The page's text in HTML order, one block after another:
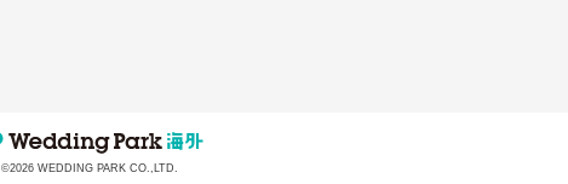
©2026 WEDDING PARK CO.,LTD.